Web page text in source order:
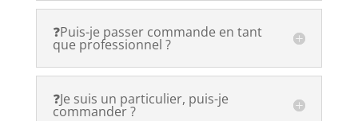
❓Puis-je passer commande en tant
que professionnel ?
❓Je suis un particulier, puis-je
commander ?